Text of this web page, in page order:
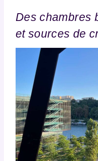
Des chambres
et sources de